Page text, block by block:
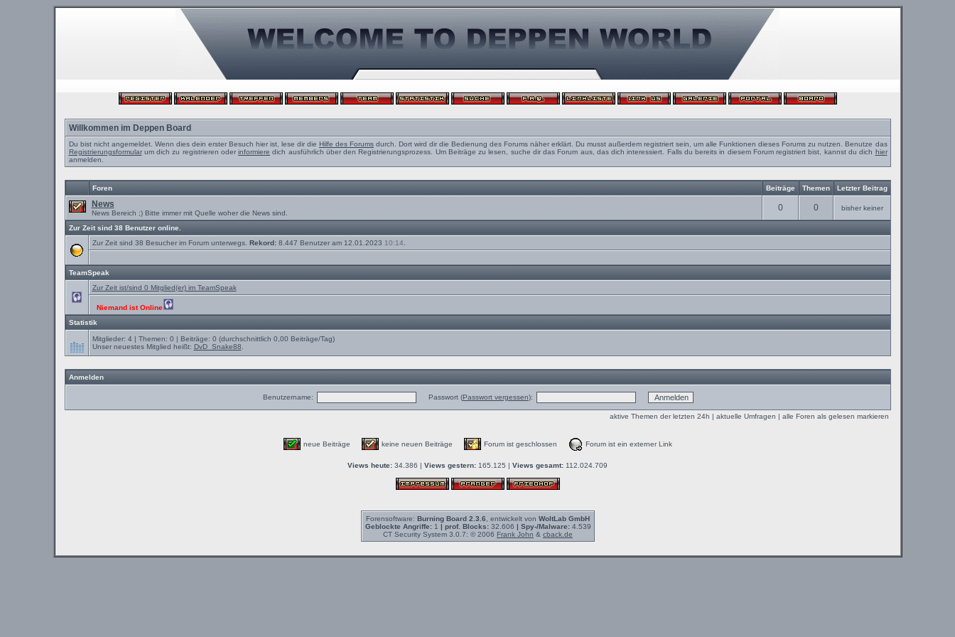
Willkommen im Deppen Board
Du bist nicht angemeldet. Wenn dies dein erster Besuch hier ist, lese dir die Hilfe des Forumsdurch. Dort wird dir die Bedienung des Forums näher erklärt. Du musst außerdem registriert sein, um alle Funktionen dieses Forums zu nutzen. Benutze das
Registrierungsformularum dich zu registrieren oderinformiere dich ausführlich über den Registrierungsprozess. Um Beiträge zu lesen, suche dir das Forum aus, das dich interessiert. Falls du bereits in diesem Forum registriert bist, kannst du dich hier
anmelden.
Foren Beiträge Themen Letzter Beitrag
News
News Bereich ;) Bitte immer mit Quelle woher die News sind.
0 0 bisher keiner
Zur Zeit sind 38 Benutzer online.
Zur Zeit sind 38 Besucher im Forum unterwegs. Rekord:8.447 Benutzer am 12.01.2023 10:14
TeamSpeak
Zur Zeit ist/sind 0 Mitglied(er) im TeamSpeak
Niemand ist Online
Statistik
Mitglieder: 4 | Themen: 0 | Beiträge: 0 (durchschnittlich 0,00 Beiträge/Tag)
Unser neuestes Mitglied heißt: DvD_Snake88
Anmelden
Benutzername: Passwort (Passwort vergessen):
aktive Themen der letzten 24h | aktuelle Umfragen | alle Foren als gelesen markieren
neue Beiträge keine neuen Beiträge Forum ist geschlossen Forum ist ein externer Link
Views heute: 34.386 | Views gestern: 165.125 | Views gesamt: 112.024.709
Forensoftware: Burning Board 2.3.6 , entwickelt von WoltLab GmbH
Geblockte Angriffe:1 | prof. Blocks:32.606 | Spy-/Malware:4.539
CT Security System 3.0.7: © 2006 Frank John & cback.de